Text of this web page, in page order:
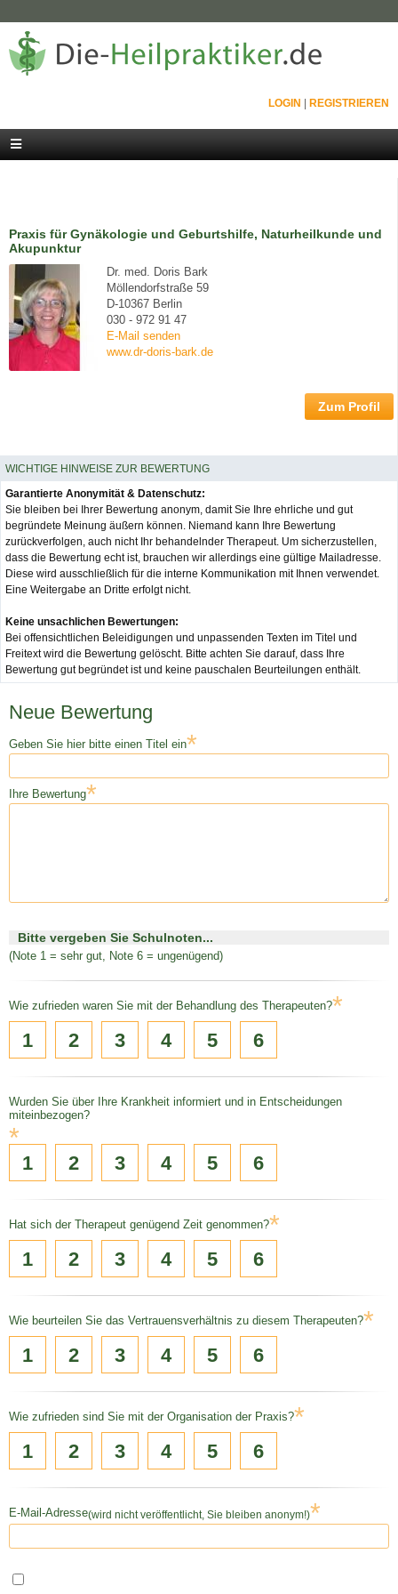
LOGIN REGISTRIEREN
Praxis für Gynäkologie und Geburtshilfe, Naturheilkunde und
Akupunktur
Dr. med. Doris Bark
Möllendorfstraße 59
D-10367 Berlin
030 - 972 91 47
E-Mail senden
www.dr-doris-bark.de
Zum Profil
WICHTIGE HINWEISE ZUR BEWERTUNG
Garantierte Anonymität & Datenschutz:
Sie bleiben bei Ihrer Bewertung anonym, damit Sie Ihre ehrliche und gut
begründete Meinung äußern können. Niemand kann Ihre Bewertung
zurückverfolgen, auch nicht Ihr behandelnder Therapeut. Um sicherzustellen,
dass die Bewertung echt ist, brauchen wir allerdings eine gültige Mailadresse.
Diese wird ausschließlich für die interne Kommunikation mit Ihnen verwendet.
Eine Weitergabe an Dritte erfolgt nicht.
Keine unsachlichen Bewertungen:
Bei offensichtlichen Beleidigungen und unpassenden Texten im Titel und
Freitext wird die Bewertung gelöscht. Bitte achten Sie darauf, dass Ihre
Bewertung gut begründet ist und keine pauschalen Beurteilungen enthält.
Neue Bewertung
Geben Sie hier bitte einen Titel ein*
Ihre Bewertung*
Bitte vergeben Sie Schulnoten...
(Note 1 = sehr gut, Note 6 = ungenügend)
Wie zufrieden waren Sie mit der Behandlung des Therapeuten?*
1 2 3 4 5 6
Wurden Sie über Ihre Krankheit informiert und in Entscheidungen
miteinbezogen?
*
1 2 3 4 5 6
Hat sich der Therapeut genügend Zeit genommen?*
1 2 3 4 5 6
Wie beurteilen Sie das Vertrauensverhältnis zu diesem Therapeuten?*
1 2 3 4 5 6
Wie zufrieden sind Sie mit der Organisation der Praxis?*
1 2 3 4 5 6
E-Mail-Adresse(wird nicht veröffentlicht, Sie bleiben anonym!)*